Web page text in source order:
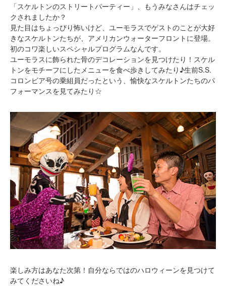
「スケルトンのストリートパーティー」、もうみなさんはチェッ
クされましたか？
見た目はちょっぴり怖いけど、ユーモラスでゲストのことが大好
きなスケルトンたちが、アメリカンウォーターフロントに登場。
初のコワ楽しいスペシャルプログラムなんです。
ユーモラスに飾られた骨のデコレーションを見つけたり！スケル
トンをモチーフにしたメニューを食べ歩きしてみたり♪生前S.S.
コロンビア号の乗組員だったという、愉快なスケルトンたちのパ
フォーマンスを見てみたり☆
楽しみ方はあなた次第！自分ならではのハロウィーンを見つけて
みてくださいね♪